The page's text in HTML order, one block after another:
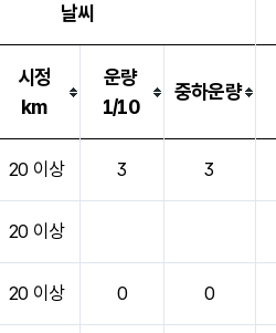
날씨
시정
km
운량
1/10
중하운량
20 이상 3 3
20 이상
20 이상 0 0